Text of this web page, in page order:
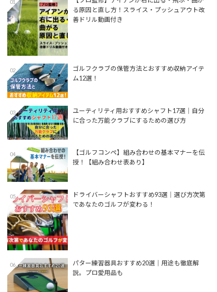
01
る原因と直し方！スライス・プッシュアウト改
善ドリル動画付き
02
ゴルフクラブの保管方法とおすすめ収納アイテ
ム12選！
03
ユーティリティ用おすすめシャフト17選│自分
に合った万能クラブにするための選び方
04
【ゴルフコンペ】組み合わせの基本マナーを伝
授！【組み合わせ表あり】
05
ドライバーシャフトおすすめ93選│選び方次第
であなたのゴルフが変わる！
06
パター練習器具おすすめ20選｜用途も徹底解
説。プロ愛用品も